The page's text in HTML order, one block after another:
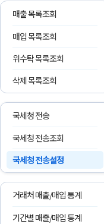
매출 목록조회
매입 목록조회
위수탁 목록조회
삭제 목록조회
국세청 전송
국세청 전송조회
국세청 전송설정
거래처 매출/매입 통계
기간별 매출/매입 통계